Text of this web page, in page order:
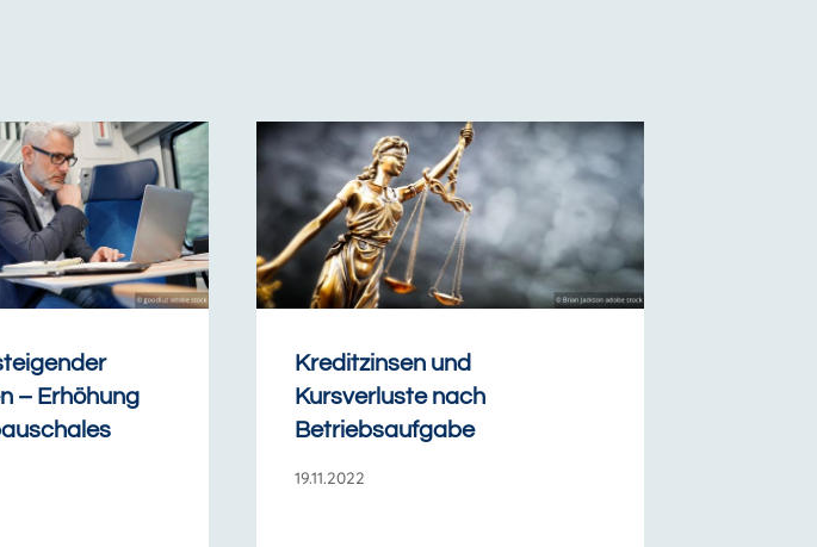
– Erhöhung
Kreditzinsen und
Kursverluste nach
Betriebsaufgabe
19.11.2022